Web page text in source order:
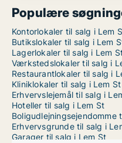
Populære
Kontorlokaler til salg i Lem
Butikslokaler til salg i Lem
Lagerlokaler til salg i Lem
Værkstedslokaler til salg i
Restaurantlokaler til salg i
Kliniklokaler til salg i Lem St
Erhvervslejemål til salg i
Hoteller til salg i Lem St
Boligudlejningsejendomme
Erhvervsgrunde til salg i
Garager til salg i Lem St